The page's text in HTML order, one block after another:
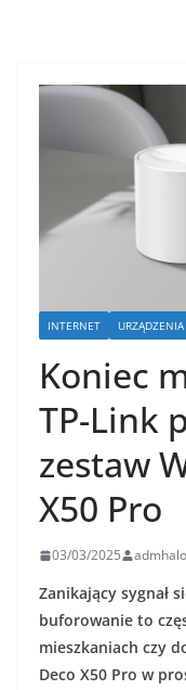
INTERNET
Koniec
TP-Link
zestaw
X50 Pro
03/03/2025
Zanikający sygnał
buforowanie to
mieszkaniach czy
Deco X50 Pro w